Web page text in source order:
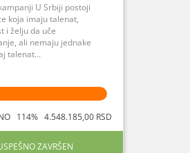
U Srbiji postoji
koja imaju talenat,
i želju da uče
ali nemaju jednake
talenat...
114% 4.548.185,00 RSD
ZAVRŠEN